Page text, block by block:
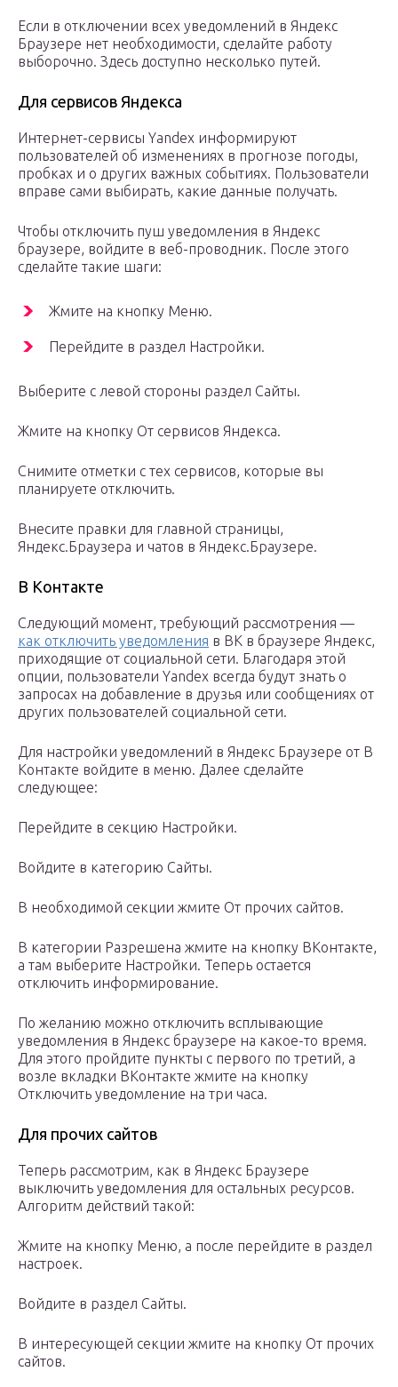
Если в отключении всех уведомлений в Яндекс
Браузере нет необходимости, сделайте работу
выборочно. Здесь доступно несколько путей.
Для сервисов Яндекса
Интернет-сервисы Yandex информируют
пользователей об изменениях в прогнозе погоды,
пробках и о других важных событиях. Пользователи
вправе сами выбирать, какие данные получать.
Чтобы отключить пуш уведомления в Яндекс
браузере, войдите в веб-проводник. После этого
сделайте такие шаги:
Жмите на кнопку Меню.
Перейдите в раздел Настройки.
Выберите с левой стороны раздел Сайты.
Жмите на кнопку От сервисов Яндекса.
Снимите отметки с тех сервисов, которые вы
планируете отключить.
Внесите правки для главной страницы,
Яндекс.Браузера и чатов в Яндекс.Браузере.
В Контакте
Следующий момент, требующий рассмотрения —
как отключить уведомления в ВК в браузере Яндекс,
приходящие от социальной сети. Благодаря этой
опции, пользователи Yandex всегда будут знать о
запросах на добавление в друзья или сообщениях от
других пользователей социальной сети.
Для настройки уведомлений в Яндекс Браузере от В
Контакте войдите в меню. Далее сделайте
следующее:
Перейдите в секцию Настройки.
Войдите в категорию Сайты.
В необходимой секции жмите От прочих сайтов.
В категории Разрешена жмите на кнопку ВКонтакте,
а там выберите Настройки. Теперь остается
отключить информирование.
По желанию можно отключить всплывающие
уведомления в Яндекс браузере на какое-то время.
Для этого пройдите пункты с первого по третий, а
возле вкладки ВКонтакте жмите на кнопку
Отключить уведомление на три часа.
Для прочих сайтов
Теперь рассмотрим, как в Яндекс Браузере
выключить уведомления для остальных ресурсов.
Алгоритм действий такой:
Жмите на кнопку Меню, а после перейдите в раздел
настроек.
Войдите в раздел Сайты.
В интересующей секции жмите на кнопку От прочих
сайтов.